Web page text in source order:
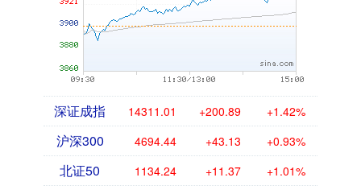
深证成指 14311.01 +200.89 +1.42%
沪深300 4694.44 +43.13 +0.93%
北证50 1134.24 +11.37 +1.01%